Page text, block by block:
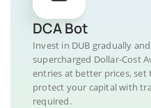
DCA Bot
Invest in DUB gradually
supercharged Dollar-Cost
entries at better prices,
protect your capital with
required.